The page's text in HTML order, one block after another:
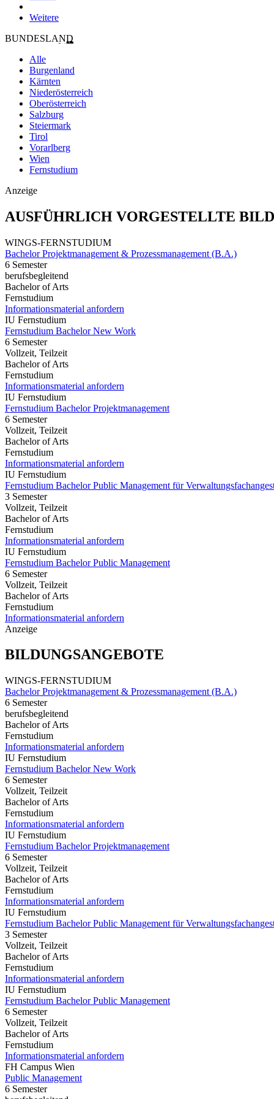
Weitere
BUNDESLAND
Alle
Burgenland
Kärnten
Niederösterreich
Oberösterreich
Salzburg
Steiermark
Tirol
Vorarlberg
Wien
Fernstudium
Anzeige
AUSFÜHRLICH VORGESTELLTE
WINGS-FERNSTUDIUM
Bachelor Projektmanagement & Prozessmanagement (B.A.)
6 Semester
berufsbegleitend
Bachelor of Arts
Fernstudium
Informationsmaterial anfordern
IU Fernstudium
Fernstudium Bachelor New Work
6 Semester
Vollzeit, Teilzeit
Bachelor of Arts
Fernstudium
Informationsmaterial anfordern
IU Fernstudium
Fernstudium Bachelor Projektmanagement
6 Semester
Vollzeit, Teilzeit
Bachelor of Arts
Fernstudium
Informationsmaterial anfordern
IU Fernstudium
Fernstudium Bachelor Public Management für
3 Semester
Vollzeit, Teilzeit
Bachelor of Arts
Fernstudium
Informationsmaterial anfordern
IU Fernstudium
Fernstudium Bachelor Public Management
6 Semester
Vollzeit, Teilzeit
Bachelor of Arts
Fernstudium
Informationsmaterial anfordern
Anzeige
BILDUNGSANGEBOTE
WINGS-FERNSTUDIUM
Bachelor Projektmanagement & Prozessmanagement (B.A.)
6 Semester
berufsbegleitend
Bachelor of Arts
Fernstudium
Informationsmaterial anfordern
IU Fernstudium
Fernstudium Bachelor New Work
6 Semester
Vollzeit, Teilzeit
Bachelor of Arts
Fernstudium
Informationsmaterial anfordern
IU Fernstudium
Fernstudium Bachelor Projektmanagement
6 Semester
Vollzeit, Teilzeit
Bachelor of Arts
Fernstudium
Informationsmaterial anfordern
IU Fernstudium
Fernstudium Bachelor Public Management für
3 Semester
Vollzeit, Teilzeit
Bachelor of Arts
Fernstudium
Informationsmaterial anfordern
IU Fernstudium
Fernstudium Bachelor Public Management
6 Semester
Vollzeit, Teilzeit
Bachelor of Arts
Fernstudium
Informationsmaterial anfordern
FH Campus Wien
Public Management
6 Semester